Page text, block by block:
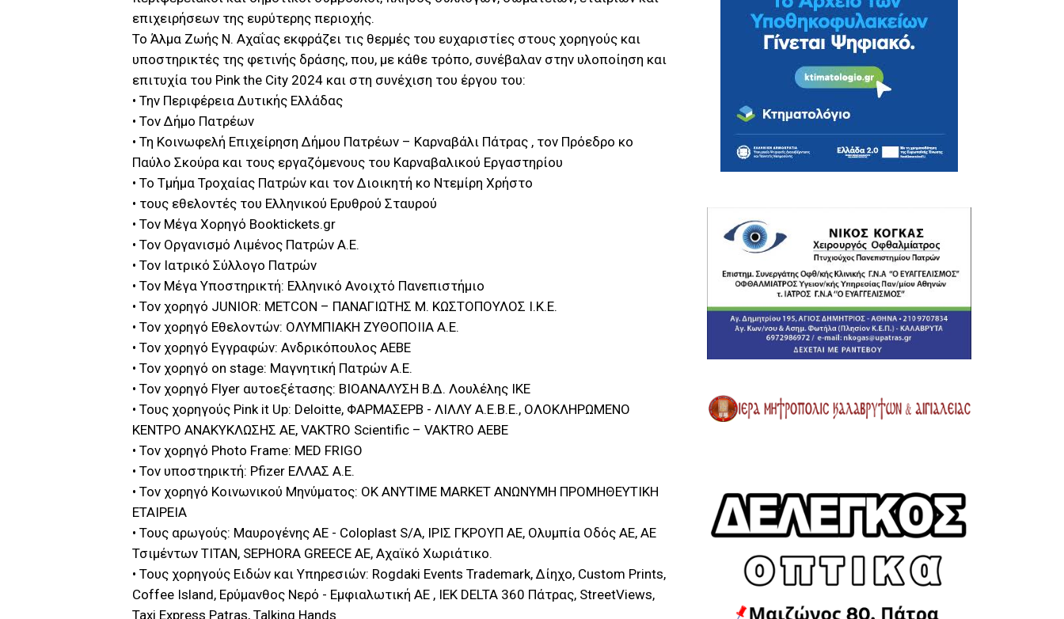
επιχειρήσεων της ευρύτερης περιοχής.
Το Άλμα Ζωής Ν. Αχαΐας εκφράζει τις θερμές του ευχαριστίες στους χορηγούς και
υποστηρικτές της φετινής δράσης, που, με κάθε τρόπο, συνέβαλαν στην υλοποίηση και
επιτυχία του Pink the City 2024 και στη συνέχιση του έργου του:
• Την Περιφέρεια Δυτικής Ελλάδας
• Τον Δήμο Πατρέων
• Τη Κοινωφελή Επιχείρηση Δήμου Πατρέων – Καρναβάλι Πάτρας , τον Πρόεδρο κο
Παύλο Σκούρα και τους εργαζόμενους του Καρναβαλικού Εργαστηρίου
• Το Τμήμα Τροχαίας Πατρών και τον Διοικητή κο Ντεμίρη Χρήστο
• τους εθελοντές του Ελληνικού Ερυθρού Σταυρού
• Τον Μέγα Χορηγό Booktickets.gr
• Τον Οργανισμό Λιμένος Πατρών Α.Ε.
• Τον Ιατρικό Σύλλογο Πατρών
• Τον Μέγα Υποστηρικτή: Ελληνικό Ανοιχτό Πανεπιστήμιο
• Τον χορηγό JUNIOR: METCON – ΠΑΝΑΓΙΩΤΗΣ Μ. ΚΩΣΤΟΠΟΥΛΟΣ Ι.Κ.Ε.
• Τον χορηγό Εθελοντών: ΟΛΥΜΠIΑΚΗ ΖΥΘΟΠΟIIΑ Α.Ε.
• Τον χορηγό Εγγραφών: Ανδρικόπουλος ΑΕΒΕ
• Τον χορηγό οn stage: Μαγνητική Πατρών A.E.
• Τον χορηγό Flyer αυτοεξέτασης: ΒΙΟΑΝΑΛΥΣΗ Β.Δ. Λουλέλης ΙΚΕ
• Τους χορηγούς Pink it Up: Deloitte, ΦΑΡΜΑΣΕΡΒ - ΛΙΛΛΥ Α.Ε.Β.Ε., ΟΛΟΚΛΗΡΩΜΕΝΟ
ΚΕΝΤΡΟ ΑΝΑΚΥΚΛΩΣΗΣ ΑΕ, VAKTRO Scientific – VAKTRO AEBE
• Τον χορηγό Photo Frame: MED FRIGO
• Τον υποστηρικτή: Pfizer ΕΛΛΑΣ Α.Ε.
• Τον χορηγό Κοινωνικού Μηνύματος: OK ANYTIME MARKET ΑΝΩΝΥΜΗ ΠΡΟΜΗΘΕΥΤΙΚΗ
ΕΤΑΙΡΕΙΑ
• Τους αρωγούς: Μαυρογένης ΑΕ - Coloplast S/A, ΙΡΙΣ ΓΚΡΟΥΠ ΑΕ, Ολυμπία Οδός ΑΕ, ΑΕ
Τσιμέντων ΤΙΤΑΝ, SEPHORA GREECE AE, Αχαϊκό Χωριάτικο.
• Τους χορηγούς Ειδών και Yπηρεσιών: Rogdaki Events Trademark, Δίηχο, Custom Prints,
Coffee Island, Ερύμανθος Νερό - Εμφιαλωτική ΑΕ , IEK DELTA 360 Πάτρας, StreetViews,
Taxi Express Patras, Talking Hands